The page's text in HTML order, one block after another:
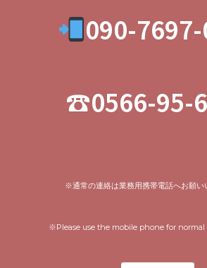
090-
☎0566-95-
※通常の連絡は業務用携帯電話へお願い
※Please use the mobile phone for